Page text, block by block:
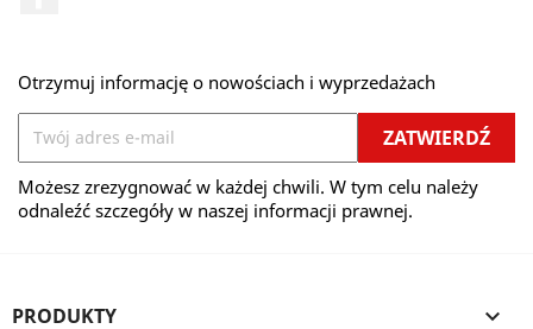
Otrzymuj informację o nowościach i wyprzedażach
Możesz zrezygnować w każdej chwili. W tym celu należy
odnaleźć szczegóły w naszej informacji prawnej.
PRODUKTY 